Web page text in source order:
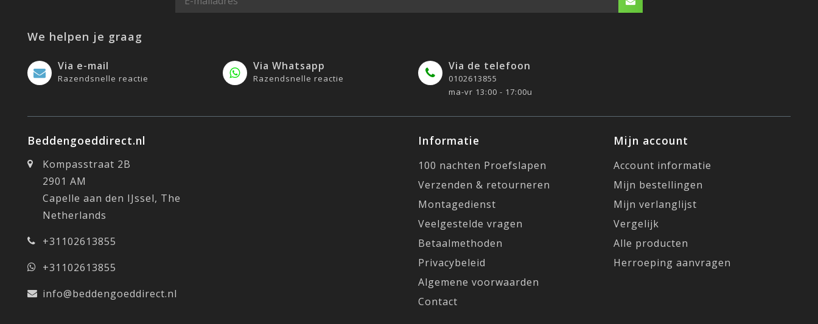
We helpen je graag
Via e-mail
Razendsnelle reactie
Via Whatsapp
Razendsnelle reactie
Via de telefoon
0102613855
ma-vr 13:00 - 17:00u
Beddengoeddirect.nl
Kompasstraat 2B
2901 AM
Capelle aan den IJssel, The
Netherlands
+31102613855
+31102613855
info@beddengoeddirect.nl
Informatie
100 nachten Proefslapen
Verzenden & retourneren
Montagedienst
Veelgestelde vragen
Betaalmethoden
Privacybeleid
Algemene voorwaarden
Contact
Mijn account
Account informatie
Mijn bestellingen
Mijn verlanglijst
Vergelijk
Alle producten
Herroeping aanvragen